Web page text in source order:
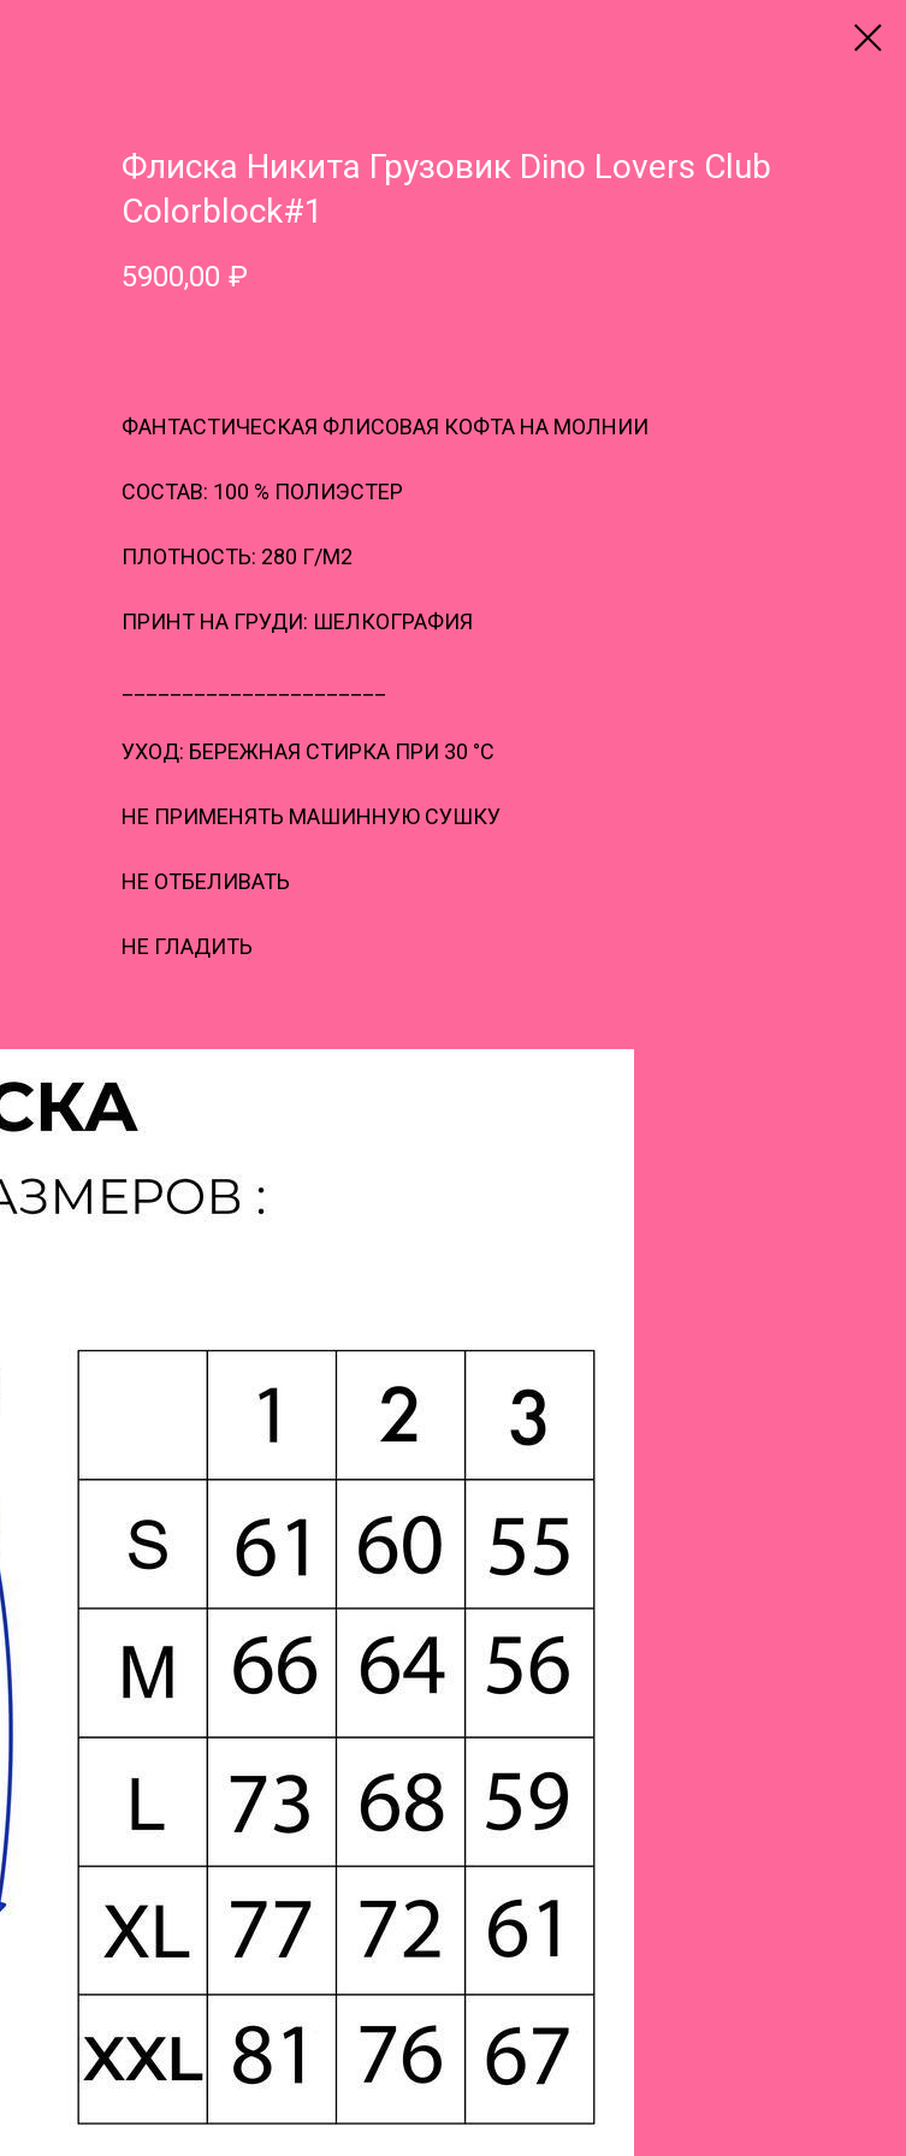
Флиска Никита Грузовик Dino Lovers Club
Colorblock#1
5900,00 ₽
ФАНТАСТИЧЕСКАЯ ФЛИСОВАЯ КОФТА НА МОЛНИИ
СОСТАВ: 100 % ПОЛИЭСТЕР
ПЛОТНОСТЬ: 280 Г/М2
ПРИНТ НА ГРУДИ: ШЕЛКОГРАФИЯ
УХОД: БЕРЕЖНАЯ СТИРКА ПРИ 30 °С
НЕ ПРИМЕНЯТЬ МАШИННУЮ СУШКУ
НЕ ОТБЕЛИВАТЬ
НЕ ГЛАДИТЬ